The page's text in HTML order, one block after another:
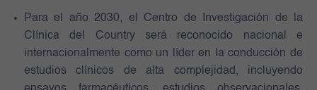
Para el año 2030, el Centro de Investigación de la
Clínica del Country será reconocido nacional e
internacionalmente como un líder en la conducción de
estudios clínicos de alta complejidad, incluyendo